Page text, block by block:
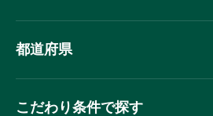
都道府県
こだわり条件で探す